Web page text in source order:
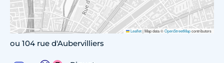
Leaflet|Map data ©OpenStreetMapcontributors
ou 104 rue d'Aubervilliers